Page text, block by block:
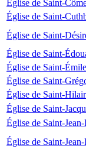
Église de Saint-
Église de Saint-
Église de Saint-
Église de Saint-
Église de Saint-Émile
Église de Saint-
Église de Saint-
Église de Saint-
Église de Saint-
Église de Saint-